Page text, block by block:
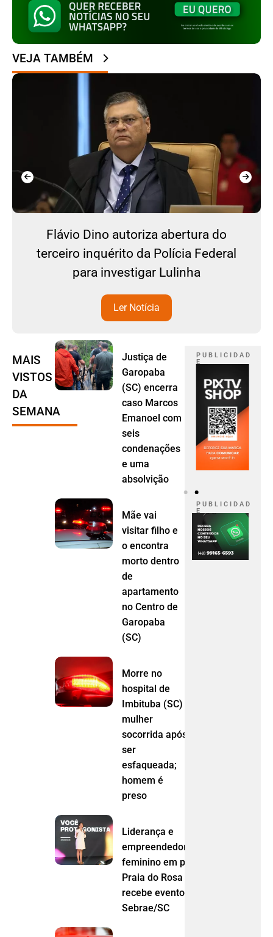
VEJA TAMBÉM
Flávio Dino autoriza abertura do
terceiro inquérito da Polícia Federal
para investigar Lulinha
Ler Notícia
MAIS
VISTOS
DA
SEMANA
Justiça de
Garopaba
(SC) encerra
caso Marcos
Emanoel com
seis
condenações
e uma
absolvição
Mãe vai
visitar filho e
o encontra
morto dentro
de
apartamento
no Centro de
Garopaba
(SC)
Morre no
hospital de
Imbituba (SC)
mulher
socorrida após
ser
esfaqueada;
homem é
preso
Liderança e
empreendedorismo
feminino em pauta:
Praia do Rosa
recebe evento do
Sebrae/SC
P U B L I C I D A D
E
P U B L I C I D A D
E